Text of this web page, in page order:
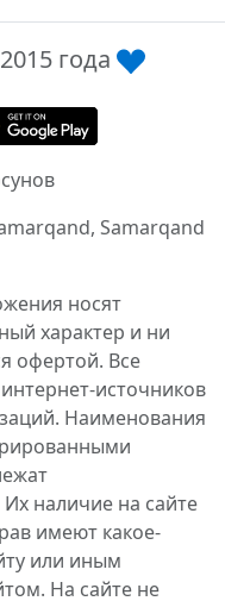
года
Samarqand
носят
характер и ни
офертой. Все
источников
Наименования
наличие на сайте
имеют какое-
или иным
На сайте не